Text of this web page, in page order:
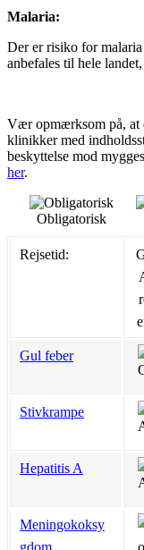
Malaria:
Der er risiko for
anbefales til hele
Vær opmærksom på, at
klinikker med
beskyttelse mod
her.
Obligatorisk
Rejsetid:
Gul feber
Stivkrampe
Hepatitis A
Meningokoksy
gdom